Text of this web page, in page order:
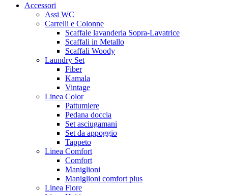
Accessori
Assi WC
Carrelli e Colonne
Scaffale lavanderia Sopra-Lavatrice
Scaffali in Metallo
Scaffali Woody
Laundry Set
Fiber
Kamala
Vintage
Linea Color
Pattumiere
Pedana doccia
Set asciugamani
Set da appoggio
Tappeto
Linea Comfort
Comfort
Maniglioni
Maniglioni comfort plus
Linea Fiore